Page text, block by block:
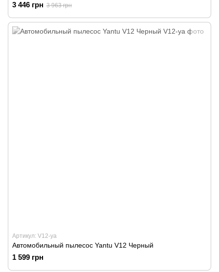
3 446 грн 3 963 грн
Артикул: V12-ya
Автомобильный пылесос Yantu V12 Черный
1 599 грн